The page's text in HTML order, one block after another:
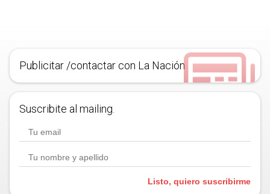
Publicitar /contactar con La Nación
Suscribite al mailing.
Listo, quiero suscribirme